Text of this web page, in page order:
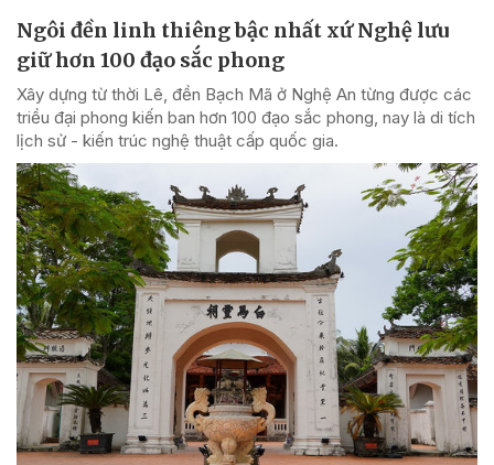
Ngôi đền linh thiêng bậc nhất xứ Nghệ lưu
giữ hơn 100 đạo sắc phong
Xây dựng từ thời Lê, đền Bạch Mã ở Nghệ An từng được các
triều đại phong kiến ban hơn 100 đạo sắc phong, nay là di tích
lịch sử - kiến trúc nghệ thuật cấp quốc gia.